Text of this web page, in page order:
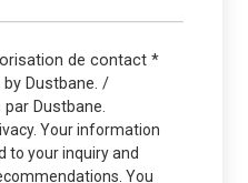
de contact *
Dustbane. /
Dustbane.
Your information
to your inquiry and
You